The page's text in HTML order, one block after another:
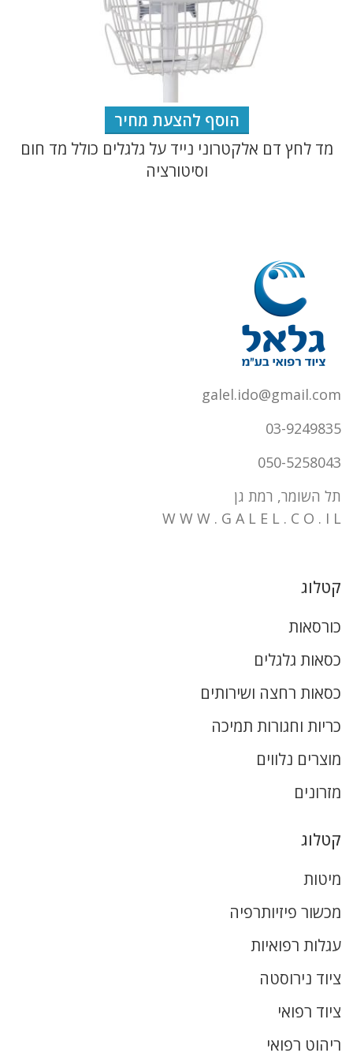
הוסף להצעת מחיר
מד לחץ דם אלקטרוני נייד על גלגלים כולל מד חום
וסיטורציה
galel.ido@gmail.com
03-9249835
050-5258043
תל השומר, רמת גן
W W W . G A L E L . C O . I L
קטלוג
כורסאות
כסאות גלגלים
כסאות רחצה ושירותים
כריות וחגורות תמיכה
מוצרים נלווים
מזרונים
קטלוג
מיטות
מכשור פיזיותרפיה
עגלות רפואיות
ציוד נירוסטה
ציוד רפואי
ריהוט רפואי